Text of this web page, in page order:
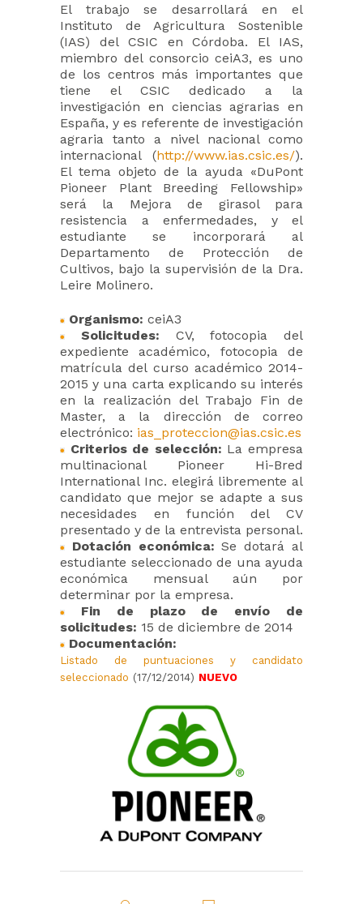
El trabajo se desarrollará en el
Instituto de Agricultura Sostenible
(IAS) del CSIC en Córdoba. El IAS,
miembro del consorcio ceiA3, es uno
de los centros más importantes que
tiene el CSIC dedicado a la
investigación en ciencias agrarias en
España, y es referente de investigación
agraria tanto a nivel nacional como
internacional (http://www.ias.csic.es/).
El tema objeto de la ayuda «DuPont
Pioneer Plant Breeding Fellowship»
será la Mejora de girasol para
resistencia a enfermedades, y el
estudiante se incorporará al
Departamento de Protección de
Cultivos, bajo la supervisión de la Dra.
Leire Molinero.
Organismo: ceiA3
Solicitudes: CV, fotocopia del
expediente académico, fotocopia de
matrícula del curso académico 2014-
2015 y una carta explicando su interés
en la realización del Trabajo Fin de
Master, a la dirección de correo
electrónico: ias_proteccion@ias.csic.es
Criterios de selección: La empresa
multinacional Pioneer Hi-Bred
International Inc. elegirá libremente al
candidato que mejor se adapte a sus
necesidades en función del CV
presentado y de la entrevista personal.
Dotación económica: Se dotará al
estudiante seleccionado de una ayuda
económica mensual aún por
determinar por la empresa.
Fin de plazo de envío de
solicitudes: 15 de diciembre de 2014
Documentación:
Listado de puntuaciones y candidato
seleccionado (17/12/2014) NUEVO